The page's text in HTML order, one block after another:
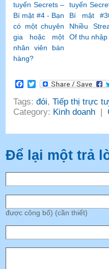
tuyến Secrets –
Bí mật #4 - Bạn
có một chuyên
gia hoặc một
nhân viên bán
hàng?
tuyến
Bí mật
Nhiều
Of thu nhập
Facebook
Twitter
Tags:đói,Tiếp thị trực
Category: Kinh doanh |
Để lại một trả
được công bố) (cần thiết)